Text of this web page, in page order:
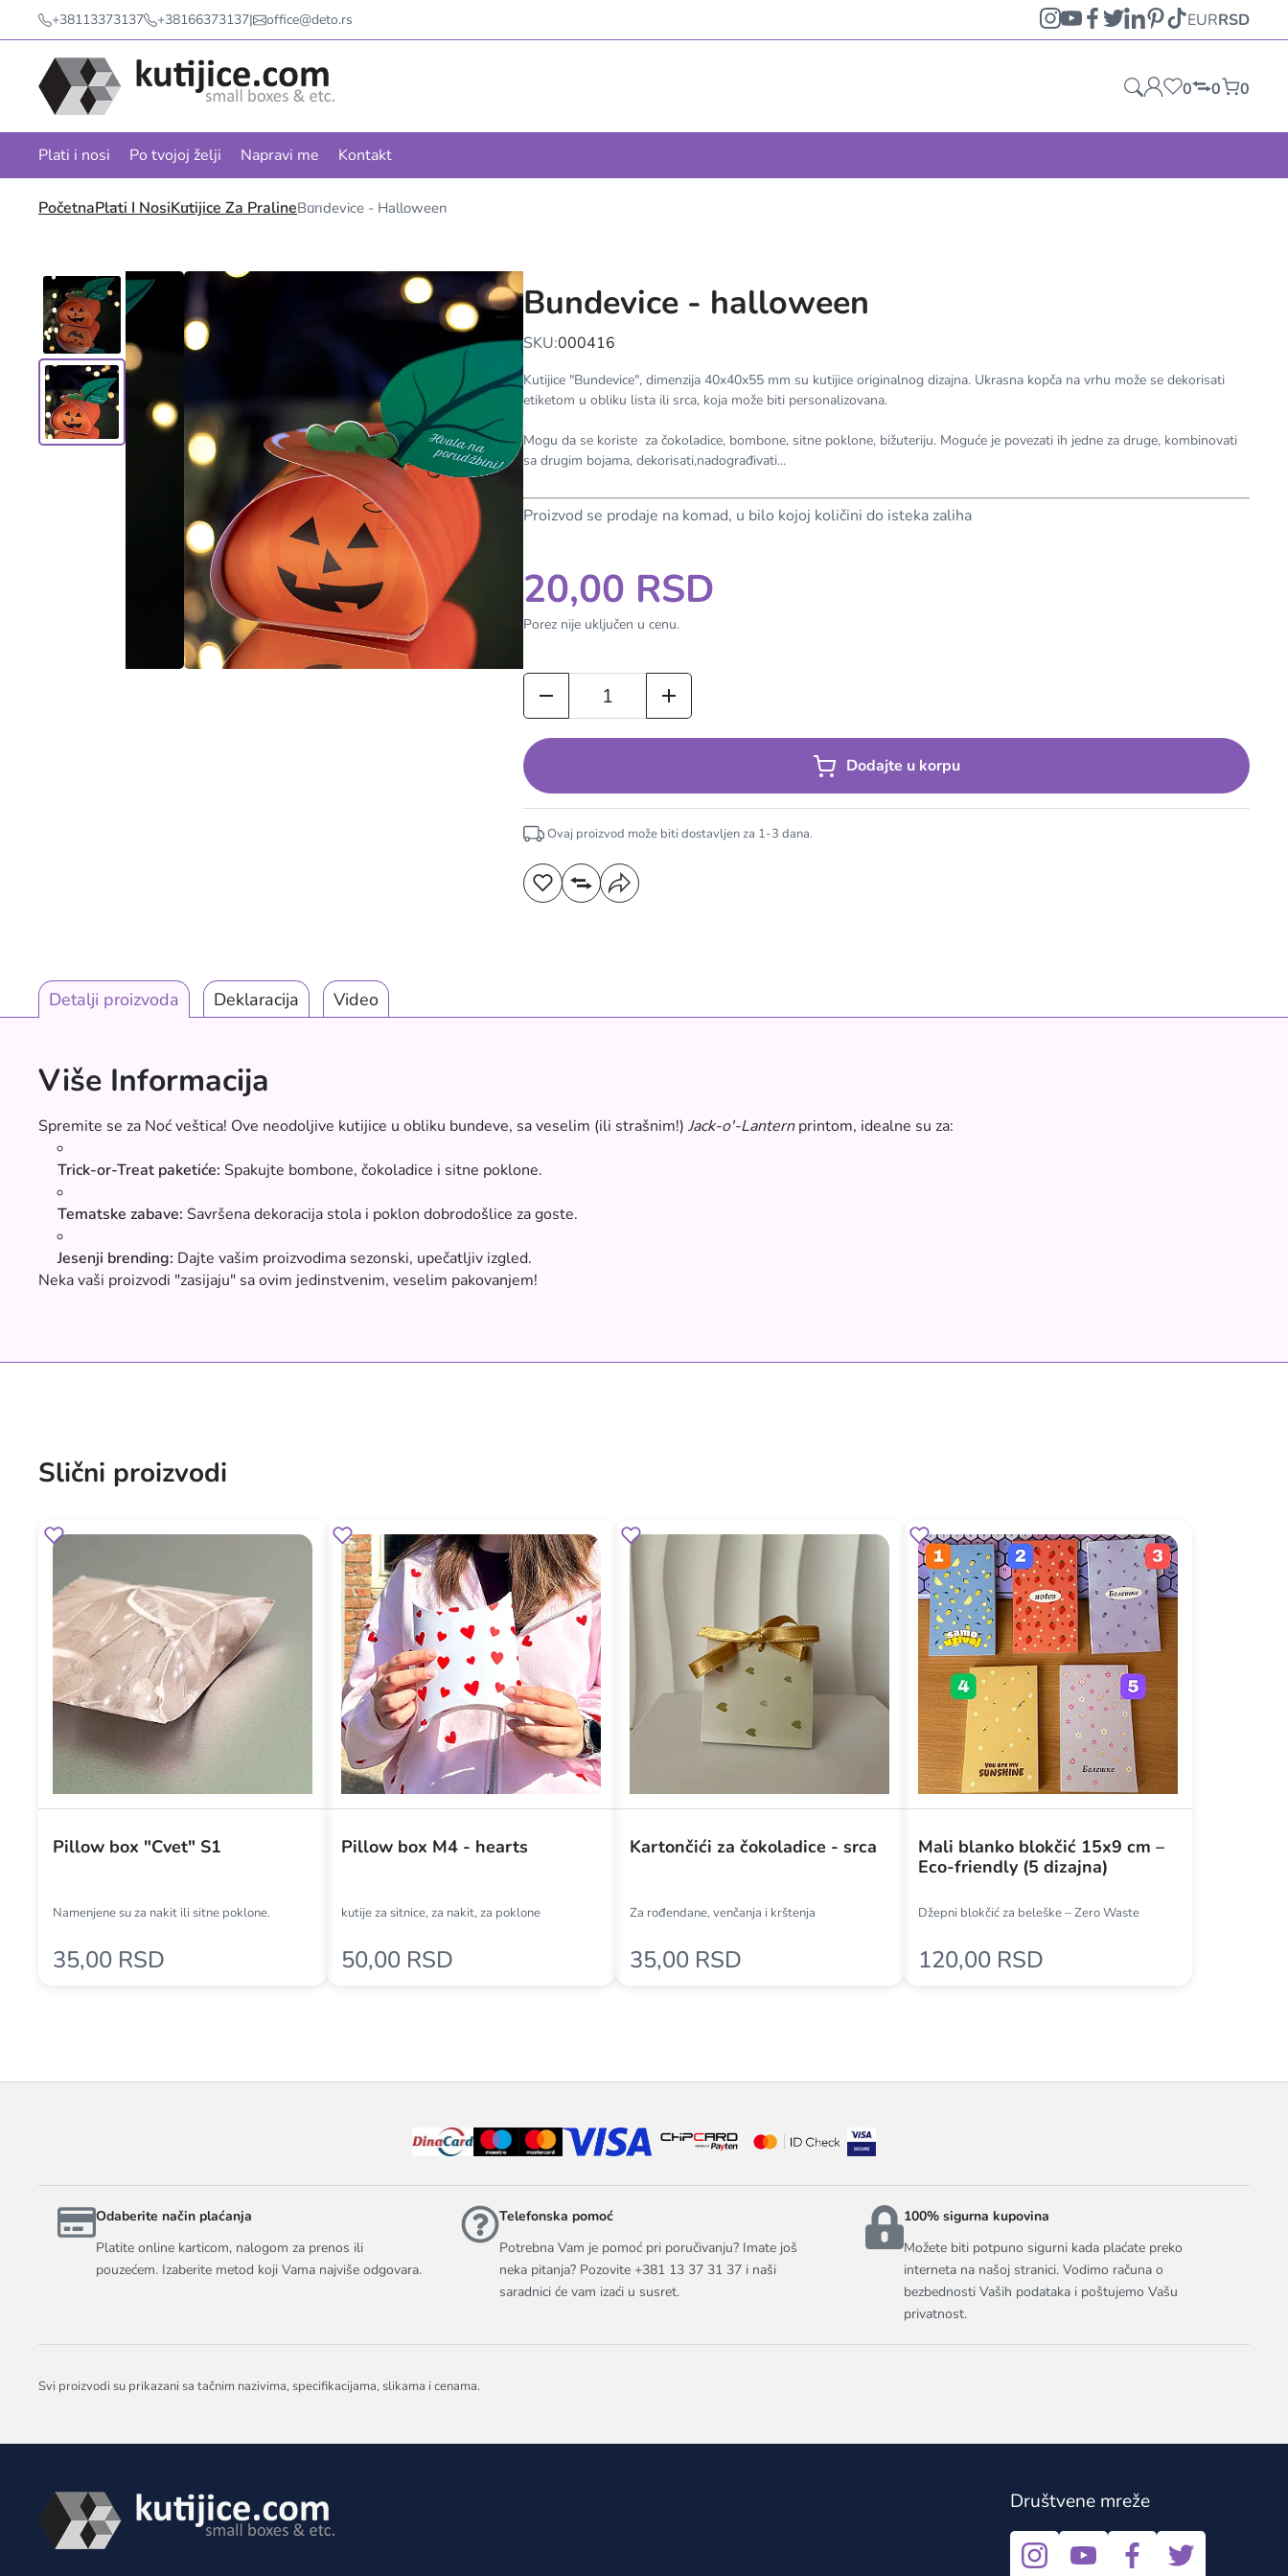
+38113373137 +38166373137| office@deto.rs EURRSD
0 0 0
Plati i nosi Po tvojoj želji Napravi me Kontakt
PočetnaPlati I NosiKutijice Za PralineBundevice - Halloween
Bundevice - halloween
SKU:000416
Kutijice "Bundevice", dimenzija 40x40x55 mm su kutijice originalnog dizajna. Ukrasna kopča na vrhu može se dekorisati
etiketom u obliku lista ili srca, koja može biti personalizovana.
Mogu da se koriste za čokoladice, bombone, sitne poklone, bižuteriju. Moguće je povezati ih jedne za druge, kombinovati
sa drugim bojama, dekorisati,nadograđivati...
Proizvod se prodaje na komad, u bilo kojoj količini do isteka zaliha
20,00 RSD
Porez nije uključen u cenu.
Dodajte u korpu
Ovaj proizvod može biti dostavljen za 1-3 dana.
Detalji proizvoda Deklaracija Video
Više Informacija
Spremite se za Noć veštica! Ove neodoljive kutijice u obliku bundeve, sa veselim (ili strašnim!) Jack-o'-Lanternprintom, idealne su za:
Trick-or-Treat paketiće: Spakujte bombone, čokoladice i sitne poklone.
Tematske zabave: Savršena dekoracija stola i poklon dobrodošlice za goste.
Jesenji brending: Dajte vašim proizvodima sezonski, upečatljiv izgled.
Neka vaši proizvodi "zasijaju" sa ovim jedinstvenim, veselim pakovanjem!
Slični proizvodi
Pillow box "Cvet" S1
Namenjene su za nakit ili sitne poklone.
35,00 RSD
Pillow box M4 - hearts
kutije za sitnice, za nakit, za poklone
50,00 RSD
Kartončići za čokoladice - srca
Za rođendane, venčanja i krštenja
35,00 RSD
Mali blanko blokčić 15x9 cm –
Eco-friendly (5 dizajna)
Džepni blokčić za beleške – Zero Waste
120,00 RSD
Odaberite način plaćanja
Platite online karticom, nalogom za prenos ili
pouzećem. Izaberite metod koji Vama najviše odgovara.
Telefonska pomoć
Potrebna Vam je pomoć pri poručivanju? Imate još
neka pitanja? Pozovite +381 13 37 31 37 i naši
saradnici će vam izaći u susret.
100% sigurna kupovina
Možete biti potpuno sigurni kada plaćate preko
interneta na našoj stranici. Vodimo računa o
bezbednosti Vaših podataka i poštujemo Vašu
privatnost.
Svi proizvodi su prikazani sa tačnim nazivima, specifikacijama, slikama i cenama.
Društvene mreže